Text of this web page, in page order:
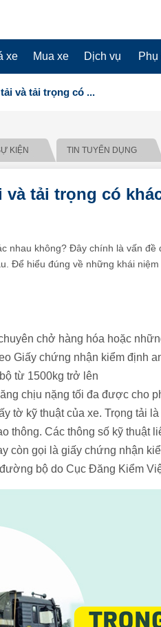
xe Mua xe Dịch vụ Phụ
và tải trọng có ...
KIỆN TIN TUYỂN DỤNG
tải trọng có
nhau không? Đây chính là vấn
Để hiểu đúng về những khái
chở hàng hóa hoặc
Giấy chứng nhận kiểm định
từ 1500kg trở lên
chịu nặng tối đa được cho
tờ kỹ thuật của xe. Trọng tải
thông. Các thông số kỹ thuật
còn gọi là giấy chứng nhận
bộ do Cục Đăng Kiểm